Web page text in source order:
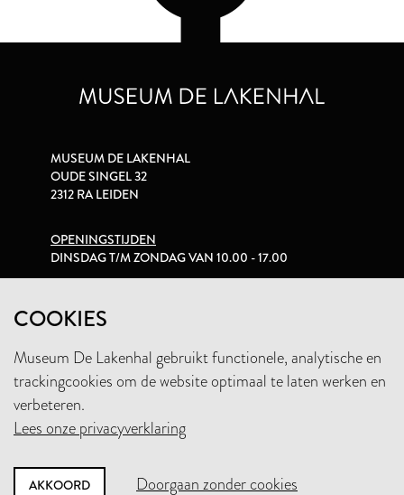
COOKIES
Museum De Lakenhal gebruikt functionele, analytische en
trackingcookies om de website optimaal te laten werken en
verbeteren.
Lees onze privacyverklaring
AKKOORD Doorgaan zonder cookies
MUSEUM DE LAKENHAL
OUDE SINGEL 32
2312 RA LEIDEN
OPENINGSTIJDEN
DINSDAG T/M ZONDAG VAN 10.00 - 17.00
+31 (0)71 5165360
INFO@LAKENHAL.NL
STEUN HET MUSEUM